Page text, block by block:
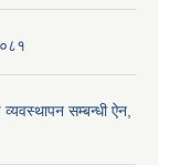
सम्बन्धी ऐन,